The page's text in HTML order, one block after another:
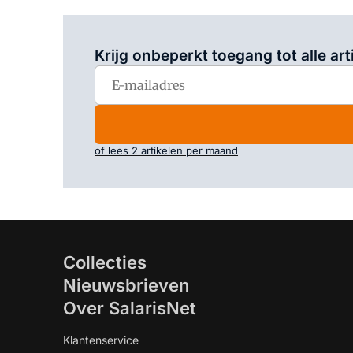
Krijg onbeperkt toegang tot alle
of lees 2 artikelen per maand
Collecties
Nieuwsbrieven
Over SalarisNet
Klantenservice